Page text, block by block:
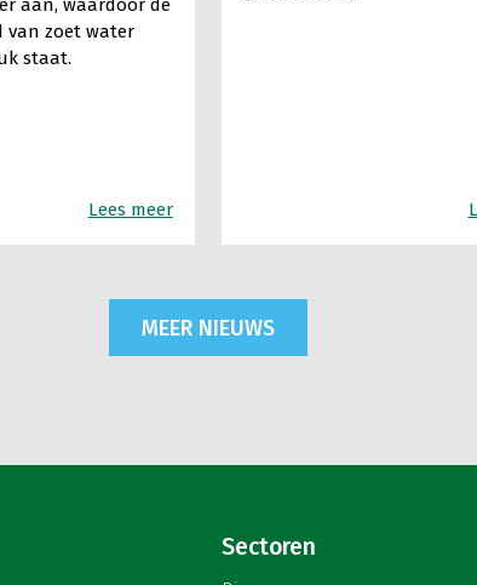
aan, waardoor de
van zoet water
staat.
Lees meer
MEER NIEUWS
Sectoren